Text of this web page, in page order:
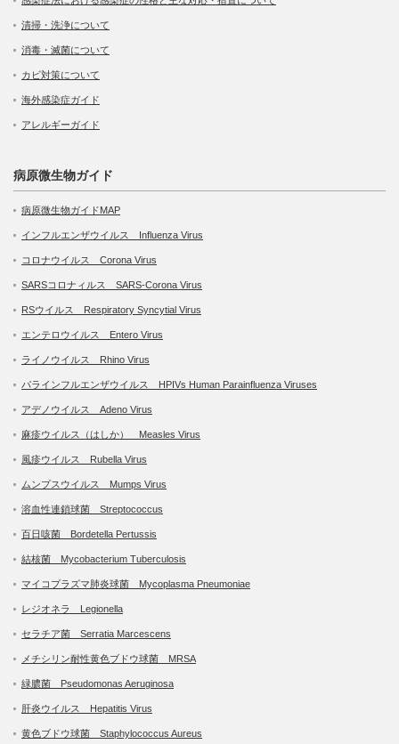
清掃・洗浄について
消毒・滅菌について
カビ対策について
海外感染症ガイド
アレルギーガイド
病原微生物ガイド
病原微生物ガイドMAP
インフルエンザウイルス Influenza Virus
コロナウイルス Corona Virus
SARSコロナィルス SARS-Corona Virus
RSウイルス Respiratory Syncytial Virus
エンテロウイルス Entero Virus
ライノウイルス Rhino Virus
パラインフルエンザウイルス HPIVs Human Parainfluenza Viruses
アデノウイルス Adeno Virus
麻疹ウイルス（はしか） Measles Virus
風疹ウイルス Rubella Virus
ムンプスウイルス Mumps Virus
溶血性連鎖球菌 Streptococcus
百日咳菌 Bordetella Pertussis
結核菌 Mycobacterium Tuberculosis
マイコプラズマ肺炎球菌 Mycoplasma Pneumoniae
レジオネラ Legionella
セラチア菌 Serratia Marcescens
メチシリン耐性黄色ブドウ球菌 MRSA
緑膿菌 Pseudomonas Aeruginosa
肝炎ウイルス Hepatitis Virus
黄色ブドウ球菌 Staphylococcus Aureus